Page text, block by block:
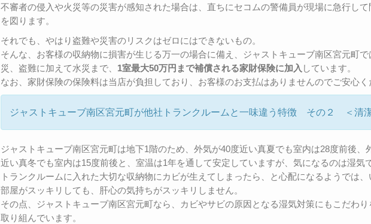
不審者の侵入や火災等の災害が感知された場合は、直ちにセコムの警備員が現場に急行して
を図ります。
それでも、やはり盗難や災害のリスクはゼロにはできないもの。
そんな、お客様の収納物に損害が生じる万一の場合に備え、ジャストキューブ南区宮元町で
災、盗難に加えて水災まで、 1室最大50万円まで補償される家財保険に加入 しています。
なお、家財保険の保険料は当店が負担しており、お客様のお支払はありませんのでご安心く
ジャストキューブ南区宮元町が他社トランクルームと一味違う特徴 その２ ＜清
ジャストキューブ南区宮元町は地下1階のため、外気が40度近い真夏でも室内は28度前後、
近い真冬でも室内は15度前後と、室温は1年を通して安定していますが、気になるのは湿気
トランクルームに入れた大切な収納物にカビが生えてしまったら、と心配になるようでは、
部屋がスッキリしても、肝心の気持ちがスッキリしません。
その点、ジャストキューブ南区宮元町なら、カビやサビの原因となる湿気対策にもこだわり
取り組んでいます。